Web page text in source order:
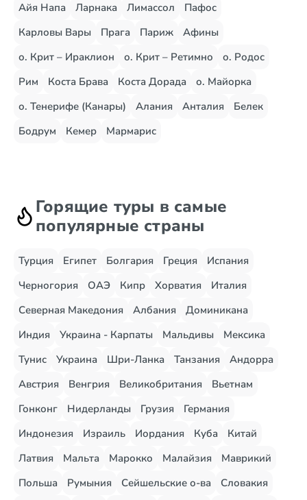
Айя Напа
Ларнака Лимассол
Пафос
Карловы Вары
Прага Париж
Афины
о. Крит – Ираклион
о. Крит – Ретимно
о. Родос
Рим
Коста Брава Коста Дорада
о. Майорка
о. Тенерифе (Канары)
Алания Анталия
Белек
Бодрум
Кемер Мармарис
Горящие туры в самые
популярные страны
Турция Египет Болгария Греция
Испания
Черногория
ОАЭ Кипр Хорватия
Италия
Северная Македония
Албания
Доминикана
Индия
Украина - Карпаты Мальдивы
Мексика
Тунис
Украина Шри-Ланка Танзания
Андорра
Австрия
Венгрия Великобритания
Вьетнам
Гонконг
Нидерланды Грузия
Германия
Индонезия
Израиль Иордания Куба
Китай
Латвия
Мальта Марокко Малайзия
Маврикий
Польша
Румыния Сейшельские о-ва
Словакия